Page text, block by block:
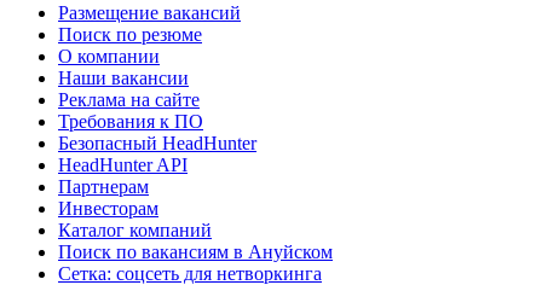
Размещение вакансий
Поиск по резюме
О компании
Наши вакансии
Реклама на сайте
Требования к ПО
Безопасный HeadHunter
HeadHunter API
Партнерам
Инвесторам
Каталог компаний
Поиск по вакансиям в Ануйском
Сетка: соцсеть для нетворкинга